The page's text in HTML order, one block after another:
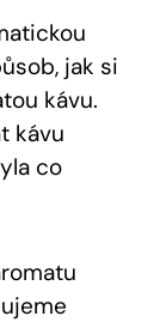
jak si
kávu.
kávu
co